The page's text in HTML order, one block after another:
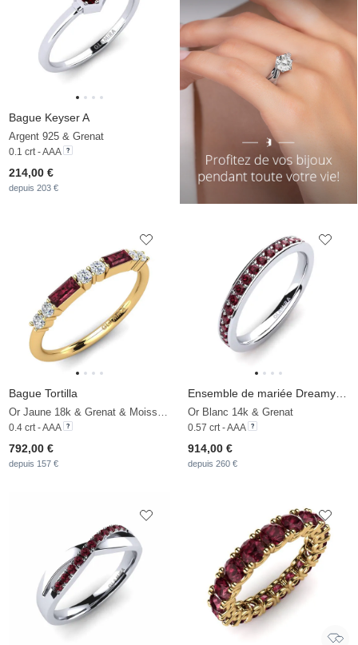
Bague Keyser A
Argent 925 & Grenat
0.1 crt - AAA
214,00 €
depuis 203 €
Bague Tortilla
0.4 crt - AAA
792,00 €
depuis 157 €
Or Blanc 14k & Grenat
0.57 crt - AAA
914,00 €
depuis 260 €